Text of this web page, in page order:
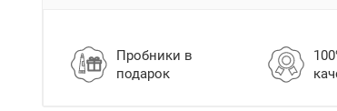
Пробники в
подарок